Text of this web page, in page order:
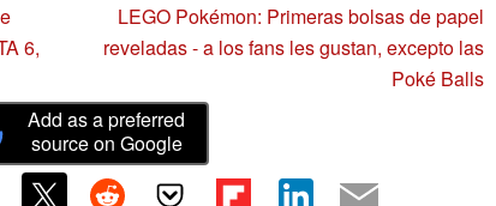
6,
LEGO Pokémon: Primeras bolsas de papel
reveladas - a los fans les gustan, excepto las
Poké Balls
Add as a preferred
source on Google